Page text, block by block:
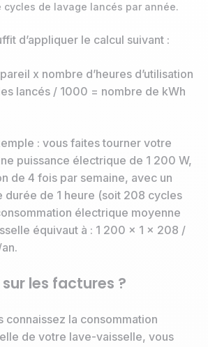
cycles de lavage lancés par année.
d’appliquer le calcul suivant :
x nombre d’heures d’utilisation
lancés / 1000 = nombre de kWh
: vous faites tourner votre
puissance électrique de 1 200 W,
de 4 fois par semaine, avec un
durée de 1 heure (soit 208 cycles
électrique moyenne
équivaut à : 1 200 x 1 x 208 /
les factures ?
connaissez la consommation
de votre lave-vaisselle, vous